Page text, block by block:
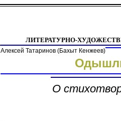
ЛИТЕРАТУРНО-
Алексей Татаринов (Бахыт Кенжеев)
О